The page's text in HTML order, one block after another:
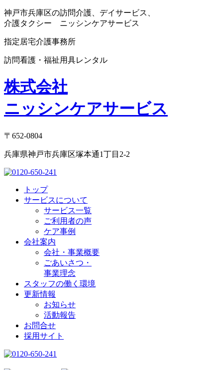
神戸市兵庫区の訪問介護、デイサービス、
介護タクシー ニッシンケアサービス
指定居宅介護事務所
訪問看護・福祉用具レンタル
株式会社
ニッシンケアサービス
〒652-0804
兵庫県神戸市兵庫区塚本通1丁目2-2
トップ
サービスについて
サービス一覧
ご利用者の声
ケア事例
会社案内
会社・事業概要
ごあいさつ・
事業理念
スタッフの働く環境
更新情報
お知らせ
活動報告
お問合せ
採用サイト